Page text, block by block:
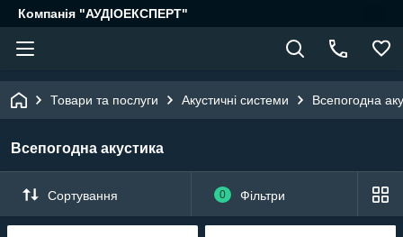
Компанія "АУДІОЕКСПЕРТ"
Товари та послуги Акустичні системи Всепогодна
Всепогодна акустика
Сортування 0 Фільтри